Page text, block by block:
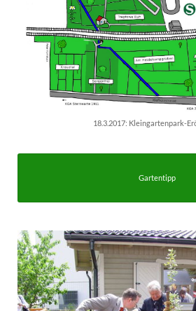
18.3.2017: Kleingartenpark-
Gartentipp